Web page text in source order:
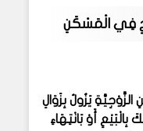
فِي الْمَسْكَنِ
يَزُولُ بِزَوَالِ
أَوْ بَانْتِهَاءِ